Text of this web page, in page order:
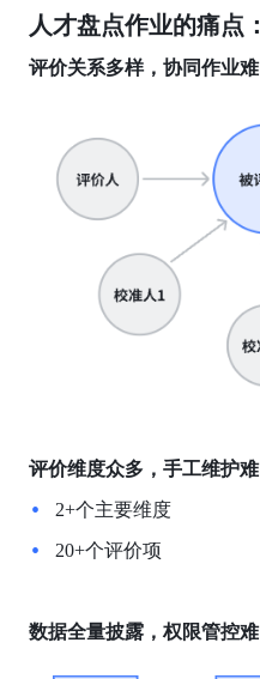
人才盘点作业的痛点：
评价关系多样，协同作业难
评价维度众多，手工维护难
2+个主要维度
20+个评价项
数据全量披露，权限管控难